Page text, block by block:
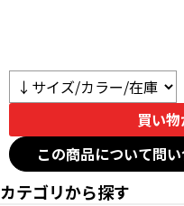
この商品について問
カテゴリから探す